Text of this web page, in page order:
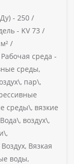
- 250 /
- KV 73 /
/
Рабочая среда -
среды,
пар\,
среды\, вязкие
воздух\,
Вязкая
воды,